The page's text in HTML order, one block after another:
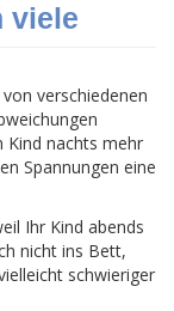
viele
verschiedenen
Kind nachts mehr
Spannungen eine
Ihr Kind abends
nicht ins Bett,
schwieriger